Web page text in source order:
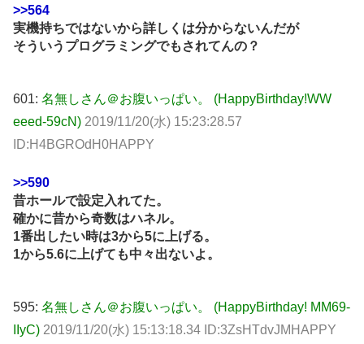
>>564
実機持ちではないから詳しくは分からないんだが
そういうプログラミングでもされてんの？
601: 名無しさん＠お腹いっぱい。 (HappyBirthday!WW
eeed-59cN) 2019/11/20(水) 15:23:28.57
ID:H4BGROdH0HAPPY
>>590
昔ホールで設定入れてた。
確かに昔から奇数はハネル。
1番出したい時は3から5に上げる。
1から5.6に上げても中々出ないよ。
595: 名無しさん＠お腹いっぱい。 (HappyBirthday! MM69-
IIyC) 2019/11/20(水) 15:13:18.34 ID:3ZsHTdvJMHAPPY